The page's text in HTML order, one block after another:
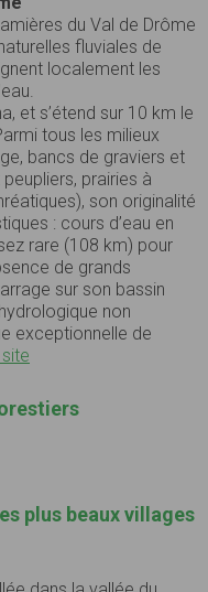
du Val de Drôme
fluviales de
localement les
et s’étend sur 10 km le
tous les milieux
bancs de graviers et
prairies à
son originalité
: cours d’eau en
rare (108 km) pour
de grands
sur son bassin
non
exceptionnelle de
plus beaux villages